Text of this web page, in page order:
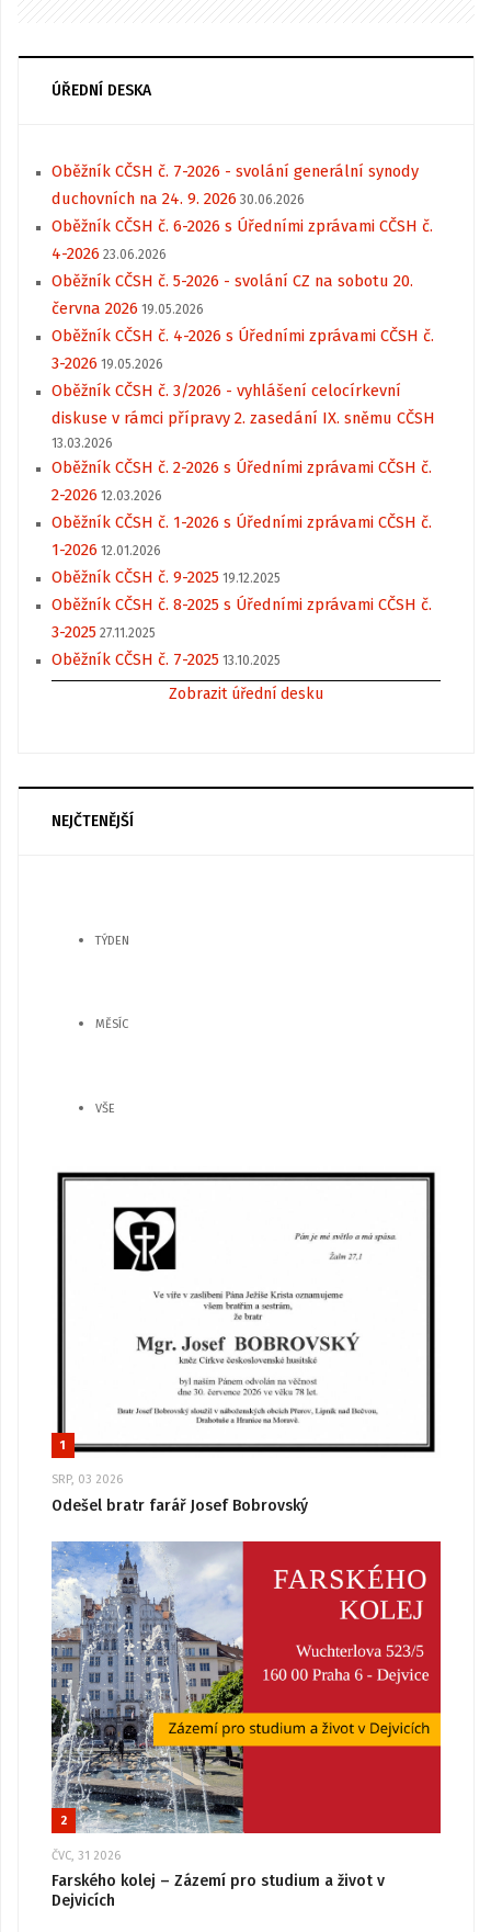
ÚŘEDNÍ DESKA
Oběžník CČSH č. 7-2026 - svolání generální synody
duchovních na 24. 9. 2026 30.06.2026
Oběžník CČSH č. 6-2026 s Úředními zprávami CČSH č.
4-2026 23.06.2026
Oběžník CČSH č. 5-2026 - svolání CZ na sobotu 20.
června 2026 19.05.2026
Oběžník CČSH č. 4-2026 s Úředními zprávami CČSH č.
3-2026 19.05.2026
Oběžník CČSH č. 3/2026 - vyhlášení celocírkevní
diskuse v rámci přípravy 2. zasedání IX. sněmu CČSH
13.03.2026
Oběžník CČSH č. 2-2026 s Úředními zprávami CČSH č.
2-2026 12.03.2026
Oběžník CČSH č. 1-2026 s Úředními zprávami CČSH č.
1-2026 12.01.2026
Oběžník CČSH č. 9-2025 19.12.2025
Oběžník CČSH č. 8-2025 s Úředními zprávami CČSH č.
3-2025 27.11.2025
Oběžník CČSH č. 7-2025 13.10.2025
Zobrazit úřední desku
NEJČTENĚJŠÍ
TÝDEN
MĚSÍC
VŠE
1
SRP, 03 2026
Odešel bratr farář Josef Bobrovský
2
ČVC, 31 2026
Farského kolej – Zázemí pro studium a život v
Dejvicích